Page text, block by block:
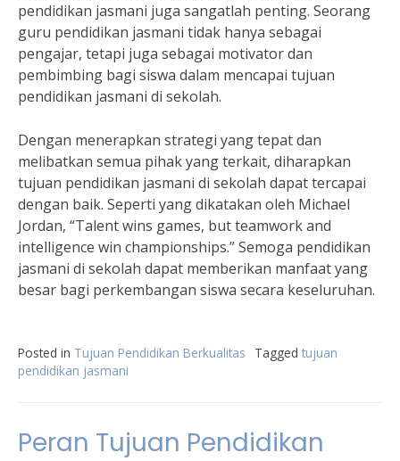
pendidikan jasmani juga sangatlah penting. Seorang
guru pendidikan jasmani tidak hanya sebagai
pengajar, tetapi juga sebagai motivator dan
pembimbing bagi siswa dalam mencapai tujuan
pendidikan jasmani di sekolah.
Dengan menerapkan strategi yang tepat dan
melibatkan semua pihak yang terkait, diharapkan
tujuan pendidikan jasmani di sekolah dapat tercapai
dengan baik. Seperti yang dikatakan oleh Michael
Jordan, “Talent wins games, but teamwork and
intelligence win championships.” Semoga pendidikan
jasmani di sekolah dapat memberikan manfaat yang
besar bagi perkembangan siswa secara keseluruhan.
Posted in Tujuan Pendidikan Berkualitas Tagged tujuan
pendidikan jasmani
Peran Tujuan Pendidikan